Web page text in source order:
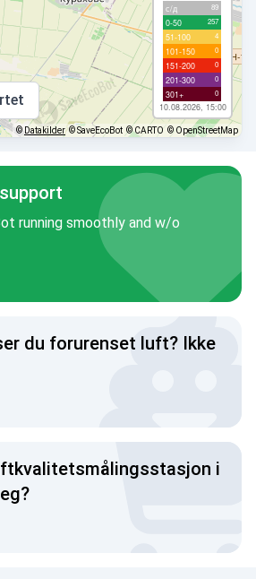
с/д 89
0-50 257
51-100 4
101-150 0
151-200 0
201-300 0
301+ 0
10.08.2026, 15:00
© Datakilder © SaveEcoBot © CARTO © OpenStreetMap
running smoothly and w/o
du forurenset luft? Ikke
i